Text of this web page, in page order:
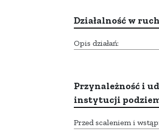
Działalność w
Opis działań:
Przynależność i
instytucji
Przed scaleniem i